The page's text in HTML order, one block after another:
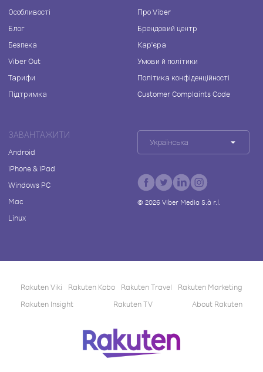
Особливості
Блог
Безпека
Viber Out
Тарифи
Підтримка
Про Viber
Брендовий центр
Кар'єра
Умови й політики
Політика конфіденційності
Customer Complaints Code
ЗАВАНТАЖИТИ
Android
iPhone & iPad
Windows PC
Mac
Linux
Українська
© 2026Viber Media S.à r.l.
Rakuten Viki Rakuten Kobo Rakuten Travel
Rakuten Marketing
Rakuten Insight
Rakuten TV About Rakuten